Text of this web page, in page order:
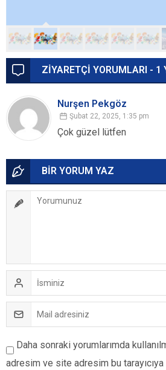
ZİYARETÇİ YORUMLARI - 1
Nurşen Pekgöz
Şubat 22, 2025, 1:35 pm
Çok güzel lütfen
BİR YORUM YAZ
Daha sonraki yorumlarımda
adresim ve site adresim bu